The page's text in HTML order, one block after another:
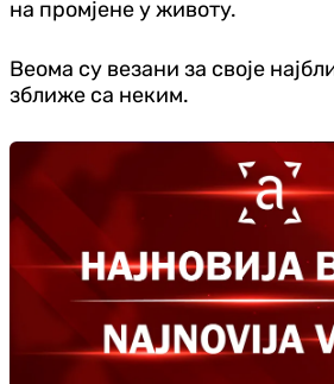
на промјене у животу.
Веома су везани за своје
зближе са неким.